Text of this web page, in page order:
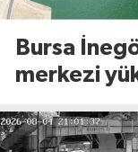
Bursa
merkezi
geri sayım